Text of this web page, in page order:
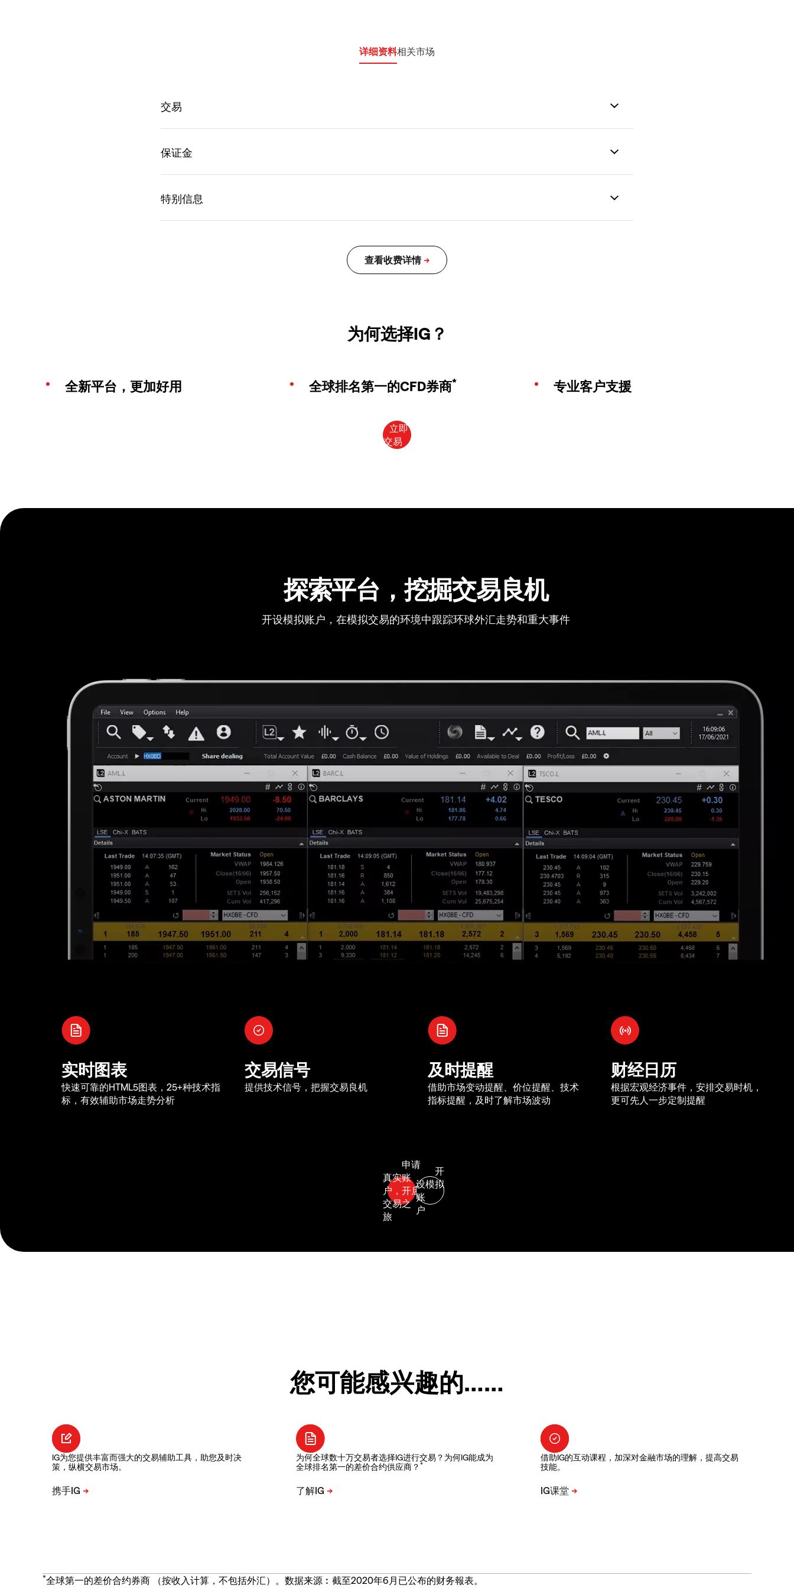
详细资料相关市场
为何选择IG？
全新平台，更加好用 全球排名第一的CFD券商* 专业客户支援
探索平台，挖掘交易良机
开设模拟账户，在模拟交易的环境中跟踪环球外汇走势和重大事件
实时图表
快速可靠的HTML5图表，25+种技术指
标，有效辅助市场走势分析
交易信号
提供技术信号，把握交易良机
及时提醒
借助市场变动提醒、价位提醒、技术
指标提醒，及时了解市场波动
财经日历
根据宏观经济事件，安排交易时机，
更可先人一步定制提醒
您可能感兴趣的……
IG为您提供丰富而强大的交易辅助工具，助您及时决
策，纵横交易市场。
为何全球数十万交易者选择IG进行交易？为何IG能成为
全球排名第一的差价合约供应商？*
借助IG的互动课程，加深对金融市场的理解，提高交易
技能。
*全球第一的差价合约券商 （按收入计算，不包括外汇）。数据来源︰截至2020年6月已公布的财务報表。